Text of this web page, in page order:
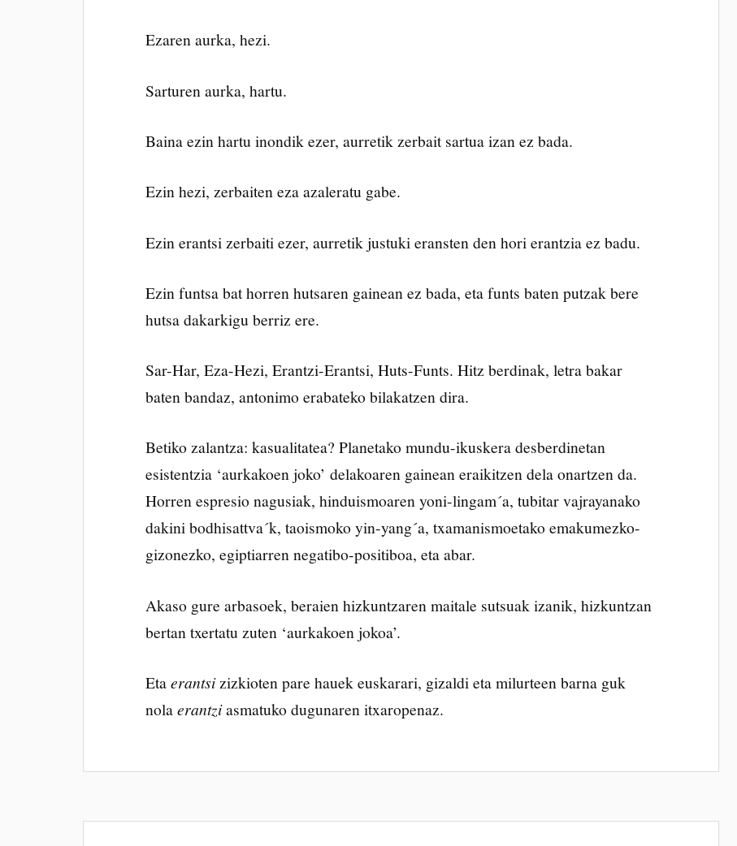
Ezaren aurka, hezi.
Sarturen aurka, hartu.
Baina ezin hartu inondik ezer, aurretik zerbait sartua izan ez bada.
Ezin hezi, zerbaiten eza azaleratu gabe.
Ezin erantsi zerbaiti ezer, aurretik justuki eransten den hori erantzia ez badu.
Ezin funtsa bat horren hutsaren gainean ez bada, eta funts baten putzak bere
hutsa dakarkigu berriz ere.
Sar-Har, Eza-Hezi, Erantzi-Erantsi, Huts-Funts. Hitz berdinak, letra bakar
baten bandaz, antonimo erabateko bilakatzen dira.
Betiko zalantza: kasualitatea? Planetako mundu-ikuskera desberdinetan
esistentzia ‘aurkakoen joko’ delakoaren gainean eraikitzen dela onartzen da.
Horren espresio nagusiak, hinduismoaren yoni-lingam´a, tubitar vajrayanako
dakini bodhisattva´k, taoismoko yin-yang´a, txamanismoetako emakumezko-
gizonezko, egiptiarren negatibo-positiboa, eta abar.
Akaso gure arbasoek, beraien hizkuntzaren maitale sutsuak izanik, hizkuntzan
bertan txertatu zuten ‘aurkakoen jokoa’.
Etaerantsizizkioten pare hauek euskarari, gizaldi eta milurteen barna guk
nolaerantziasmatuko dugunaren itxaropenaz.